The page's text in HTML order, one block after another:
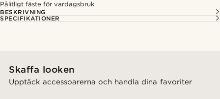
Pålitligt fäste för vardagsbruk
BESKRIVNING
SPECIFIKATIONER
Skaffa looken
Upptäck accessoarerna och handla dina favoriter